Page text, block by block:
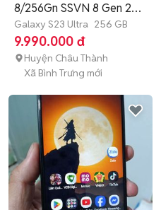
8/256Gn SSVN 8 Gen 2
có GL
Galaxy S23 Ultra 256 GB
9.990.000 đ
Huyện Châu Thành
Xã Bình Trưng mới